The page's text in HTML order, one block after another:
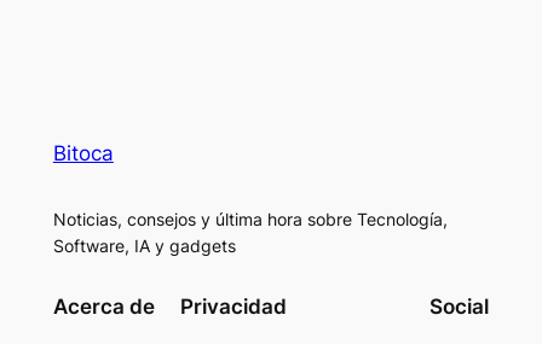
Bitoca
Noticias, consejos y última hora sobre Tecnología,
Software, IA y gadgets
Acerca de Privacidad Social